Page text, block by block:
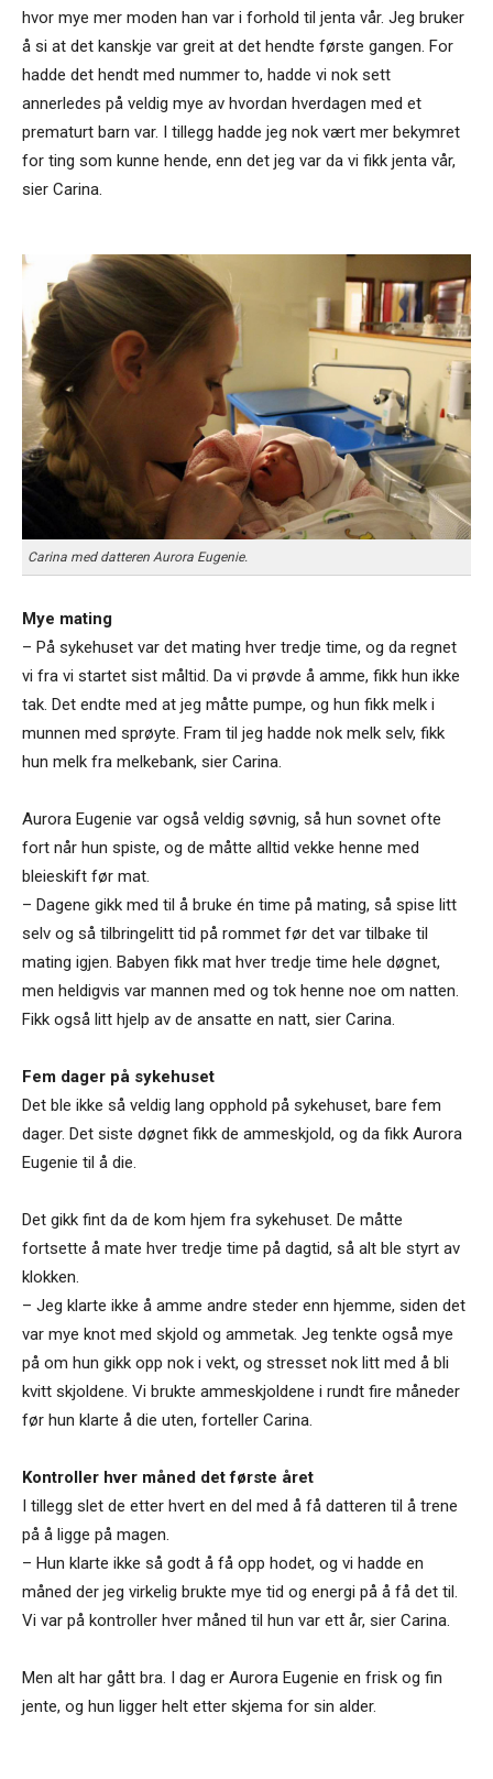
hvor mye mer moden han var i forhold til jenta vår. Jeg bruker
å si at det kanskje var greit at det hendte første gangen. For
hadde det hendt med nummer to, hadde vi nok sett
annerledes på veldig mye av hvordan hverdagen med et
prematurt barn var. I tillegg hadde jeg nok vært mer bekymret
for ting som kunne hende, enn det jeg var da vi fikk jenta vår,
sier Carina.
Carina med datteren Aurora Eugenie.
Mye mating
– På sykehuset var det mating hver tredje time, og da regnet
vi fra vi startet sist måltid. Da vi prøvde å amme, fikk hun ikke
tak. Det endte med at jeg måtte pumpe, og hun fikk melk i
munnen med sprøyte. Fram til jeg hadde nok melk selv, fikk
hun melk fra melkebank, sier Carina.
Aurora Eugenie var også veldig søvnig, så hun sovnet ofte
fort når hun spiste, og de måtte alltid vekke henne med
bleieskift før mat.
– Dagene gikk med til å bruke én time på mating, så spise litt
selv og så tilbringelitt tid på rommet før det var tilbake til
mating igjen. Babyen fikk mat hver tredje time hele døgnet,
men heldigvis var mannen med og tok henne noe om natten.
Fikk også litt hjelp av de ansatte en natt, sier Carina.
Fem dager på sykehuset
Det ble ikke så veldig lang opphold på sykehuset, bare fem
dager. Det siste døgnet fikk de ammeskjold, og da fikk Aurora
Eugenie til å die.
Det gikk fint da de kom hjem fra sykehuset. De måtte
fortsette å mate hver tredje time på dagtid, så alt ble styrt av
klokken.
– Jeg klarte ikke å amme andre steder enn hjemme, siden det
var mye knot med skjold og ammetak. Jeg tenkte også mye
på om hun gikk opp nok i vekt, og stresset nok litt med å bli
kvitt skjoldene. Vi brukte ammeskjoldene i rundt fire måneder
før hun klarte å die uten, forteller Carina.
Kontroller hver måned det første året
I tillegg slet de etter hvert en del med å få datteren til å trene
på å ligge på magen.
– Hun klarte ikke så godt å få opp hodet, og vi hadde en
måned der jeg virkelig brukte mye tid og energi på å få det til.
Vi var på kontroller hver måned til hun var ett år, sier Carina.
Men alt har gått bra. I dag er Aurora Eugenie en frisk og fin
jente, og hun ligger helt etter skjema for sin alder.